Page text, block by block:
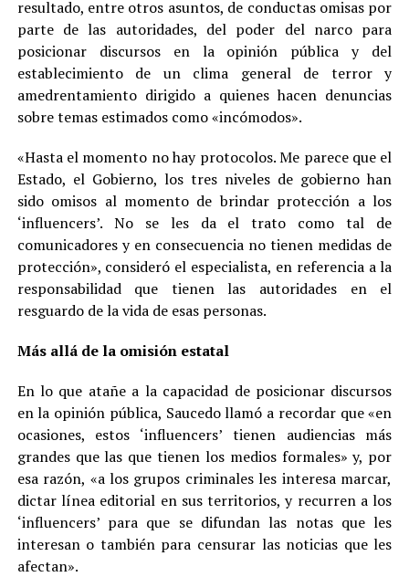
resultado, entre otros asuntos, de conductas omisas por
parte de las autoridades, del poder del narco para
posicionar discursos en la opinión pública y del
establecimiento de un clima general de terror y
amedrentamiento dirigido a quienes hacen denuncias
sobre temas estimados como «incómodos».
«Hasta el momento no hay protocolos. Me parece que el
Estado, el Gobierno, los tres niveles de gobierno han
sido omisos al momento de brindar protección a los
‘influencers’. No se les da el trato como tal de
comunicadores y en consecuencia no tienen medidas de
protección», consideró el especialista, en referencia a la
responsabilidad que tienen las autoridades en el
resguardo de la vida de esas personas.
Más allá de la omisión estatal
En lo que atañe a la capacidad de posicionar discursos
en la opinión pública, Saucedo llamó a recordar que «en
ocasiones, estos ‘influencers’ tienen audiencias más
grandes que las que tienen los medios formales» y, por
esa razón, «a los grupos criminales les interesa marcar,
dictar línea editorial en sus territorios, y recurren a los
‘influencers’ para que se difundan las notas que les
interesan o también para censurar las noticias que les
afectan».